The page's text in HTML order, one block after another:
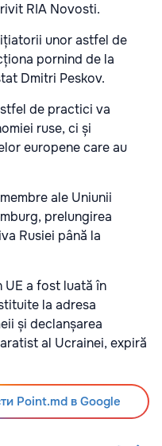
RIA Novosti.
unor astfel de
pornind de la
Dmitri Peskov.
de practici va
ruse, ci și
europene care au
ale Uniunii
prelungirea
Rusiei până la
a fost luată în
la adresa
și declanșarea
al Ucrainei, expiră
Point.md в Google